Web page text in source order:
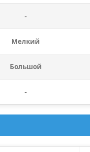
-
Мелкий
Большой
-